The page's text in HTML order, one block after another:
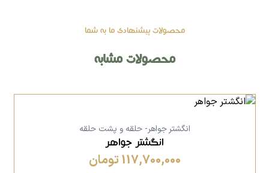
محصولات پیشنهادی ما به شما
محصولات مشابه
انگشتر جواهر- حلقه و پشت حلقه
انگشتر جواهر
117,700,000 تومان